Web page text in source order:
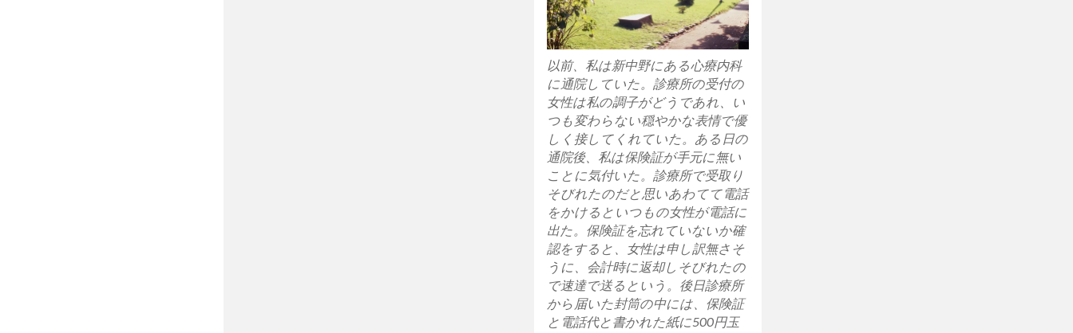
以前、私は新中野にある心療内科
に通院していた。診療所の受付の
女性は私の調子がどうであれ、い
つも変わらない穏やかな表情で優
しく接してくれていた。ある日の
通院後、私は保険証が手元に無い
ことに気付いた。診療所で受取り
そびれたのだと思いあわてて電話
をかけるといつもの女性が電話に
出た。保険証を忘れていないか確
認をすると、女性は申し訳無さそ
うに、会計時に返却しそびれたの
で速達で送るという。後日診療所
から届いた封筒の中には、保険証
と電話代と書かれた紙に500円玉